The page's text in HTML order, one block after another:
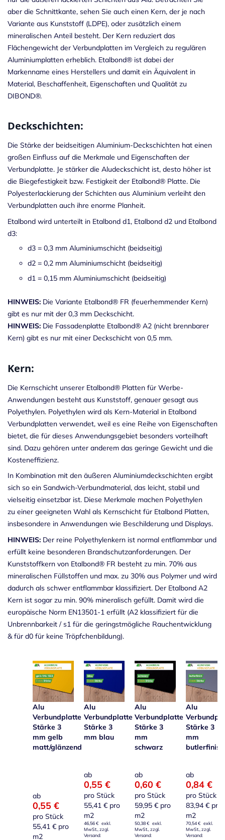
aber die Schnittkante, sehen Sie auch einen Kern, der je nach
Variante aus Kunststoff (LDPE), oder zusätzlich einem
mineralischen Anteil besteht. Der Kern reduziert das
Flächengewicht der Verbundplatten im Vergleich zu regulären
Aluminiumplatten erheblich. Etalbond® ist dabei der
Markenname eines Herstellers und damit ein Äquivalent in
Material, Beschaffenheit, Eigenschaften und Qualität zu
DIBOND®.
Deckschichten:
Die Stärke der beidseitigen Aluminium-Deckschichten hat einen
großen Einfluss auf die Merkmale und Eigenschaften der
Verbundplatte. Je stärker die Aludeckschicht ist, desto höher ist
die Biegefestigkeit bzw. Festigkeit der Etalbond® Platte. Die
Polyesterlackierung der Schichten aus Aluminium verleiht den
Verbundplatten auch ihre enorme Planheit.
Etalbond wird unterteilt in Etalbond d1, Etalbond d2 und Etalbond
d3:
d3 = 0,3 mm Aluminiumschicht (beidseitig)
d2 = 0,2 mm Aluminiumschicht (beidseitig)
d1 = 0,15 mm Aluminiumschicht (beidseitig)
HINWEIS: Die Variante Etalbond® FR (feuerhemmender Kern)
gibt es nur mit der 0,3 mm Deckschicht.
HINWEIS: Die Fassadenplatte Etalbond® A2 (nicht brennbarer
Kern) gibt es nur mit einer Deckschicht von 0,5 mm.
Kern:
Die Kernschicht unserer Etalbond® Platten für Werbe-
Anwendungen besteht aus Kunststoff, genauer gesagt aus
Polyethylen. Polyethylen wird als Kern-Material in Etalbond
Verbundplatten verwendet, weil es eine Reihe von Eigenschaften
bietet, die für dieses Anwendungsgebiet besonders vorteilhaft
sind. Dazu gehören unter anderem das geringe Gewicht und die
Kosteneffizienz.
In Kombination mit den äußeren Aluminiumdeckschichten ergibt
sich so ein Sandwich-Verbundmaterial, das leicht, stabil und
vielseitig einsetzbar ist. Diese Merkmale machen Polyethylen
zu einer geeigneten Wahl als Kernschicht für Etalbond Platten,
insbesondere in Anwendungen wie Beschilderung und Displays.
HINWEIS: Der reine Polyethylenkern ist normal entflammbar und
erfüllt keine besonderen Brandschutzanforderungen. Der
Kunststoffkern von Etalbond® FR besteht zu min. 70% aus
mineralischen Füllstoffen und max. zu 30% aus Polymer und wird
dadurch als schwer entflammbar klassifiziert. Der Etalbond A2
Kern ist sogar zu min. 90% mineralisch gefüllt. Damit wird die
europäische Norm EN13501-1 erfüllt (A2 klassifiziert für die
Unbrennbarkeit / s1 für die geringstmögliche Rauchentwicklung
& für d0 für keine Tröpfchenbildung).
Alu
Verbundplatte
Stärke 3
mm gelb
matt/glänzend
ab
0,55 €
pro Stück
55,41 € pro
m2
Alu
Verbundplatte
Stärke 3
mm blau
ab
0,55 €
pro Stück
55,41 €pro
m2
46,56 €
Alu
Verbundplatte
Stärke 3
mm
schwarz
ab
0,60 €
pro Stück
59,95 € pro
m2
50,38 €
Alu
Stärke 3
mm
butlerfinish
ab
0,84 €
pro Stück
83,94 €pro
m2
70,54 €